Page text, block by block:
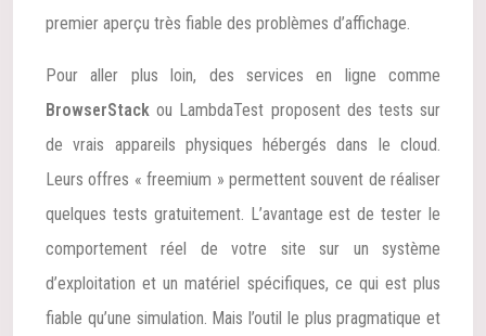
premier aperçu très fiable des problèmes d’affichage.
Pour aller plus loin, des services en ligne comme
BrowserStack ou LambdaTest proposent des tests sur
de vrais appareils physiques hébergés dans le cloud.
Leurs offres « freemium » permettent souvent de réaliser
quelques tests gratuitement. L’avantage est de tester le
comportement réel de votre site sur un système
d’exploitation et un matériel spécifiques, ce qui est plus
fiable qu’une simulation. Mais l’outil le plus pragmatique et